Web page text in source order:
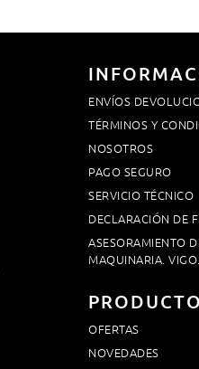
ENVÍOS
TÉRMINOS Y
NOSOTROS
PAGO SEGURO
SERVICIO TÉCNICO
DECLARACIÓN DE
ASESORAMIENTO
MAQUINARIA.
OFERTAS
NOVEDADES